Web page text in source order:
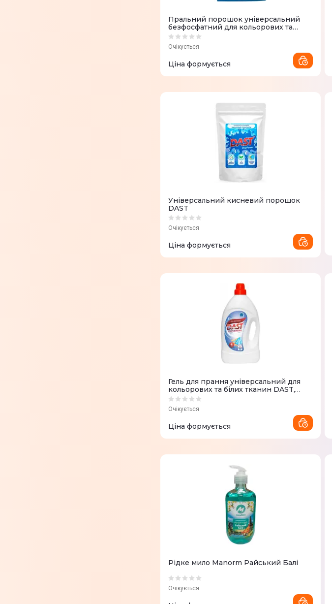
Пральний порошок універсальний
безфосфатний для кольорових та
білих тканин DAST Морська свіжість
Очікується
Ціна формується
Універсальний кисневий порошок
DAST
Очікується
Ціна формується
Гель для прання універсальний для
кольорових та білих тканин DAST,
4000 мл
Очікується
Ціна формується
Рідке мило Manorm Райський Балі
Очікується